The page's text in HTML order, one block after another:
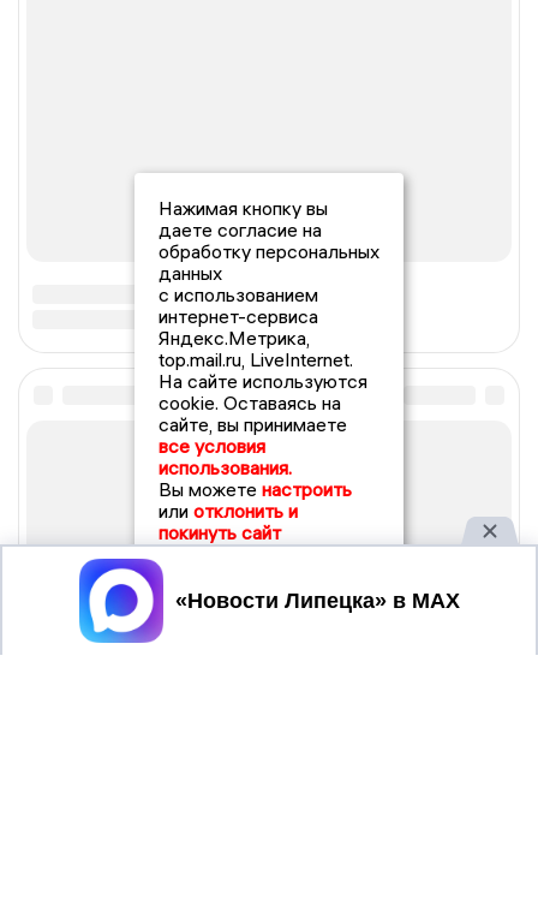
Нажимая кнопку вы
даете согласие на
обработку персональных
данных
с использованием
интернет-сервиса
Яндекс.Метрика,
top.mail.ru, LiveInternet.
На сайте используются
cookie. Оставаясь на
сайте, вы принимаете
все условия
использования.
Вы можете настроить
или отклонить и
покинуть сайт
Принять